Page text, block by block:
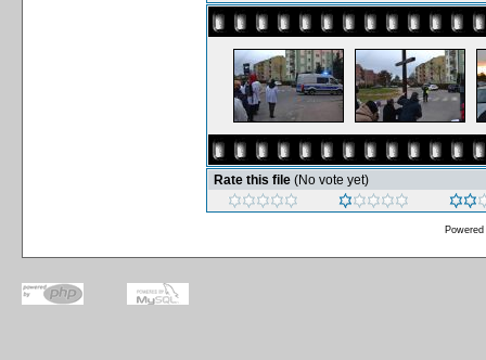
Rate this file (No vote yet)